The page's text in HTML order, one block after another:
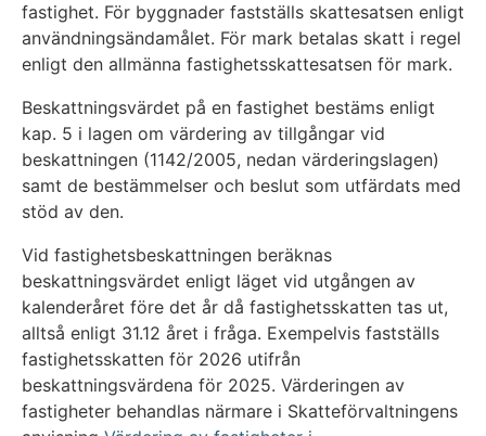
fastighet. För byggnader fastställs skattesatsen enligt
användningsändamålet. För mark betalas skatt i regel
enligt den allmänna fastighetsskattesatsen för mark.
Beskattningsvärdet på en fastighet bestäms enligt
kap. 5 i lagen om värdering av tillgångar vid
beskattningen (1142/2005, nedan värderingslagen)
samt de bestämmelser och beslut som utfärdats med
stöd av den.
Vid fastighetsbeskattningen beräknas
beskattningsvärdet enligt läget vid utgången av
kalenderåret före det år då fastighetsskatten tas ut,
alltså enligt 31.12 året i fråga. Exempelvis fastställs
fastighetsskatten för 2026 utifrån
beskattningsvärdena för 2025. Värderingen av
fastigheter behandlas närmare i Skatteförvaltningens